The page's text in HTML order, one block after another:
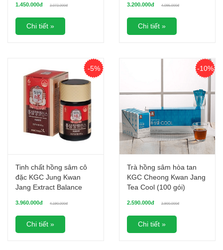
1.450.000đ 2.072.000đ
Chi tiết »
3.200.000đ 4.095.000đ
Chi tiết »
-5%
Tinh chất hồng sâm cô
đặc KGC Jung Kwan
Jang Extract Balance
3.960.000đ 4.190.000đ
Chi tiết »
-10%
Trà hồng sâm hòa tan
KGC Cheong Kwan Jang
Tea Cool (100 gói)
2.590.000đ 2.900.000đ
Chi tiết »